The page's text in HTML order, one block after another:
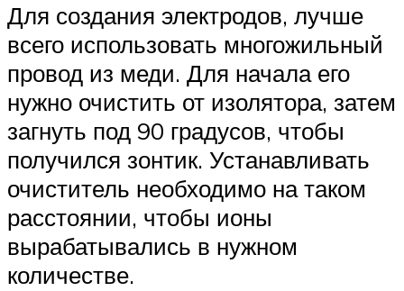
Для создания электродов, лучше
всего использовать многожильный
провод из меди. Для начала его
нужно очистить от изолятора, затем
загнуть под 90 градусов, чтобы
получился зонтик. Устанавливать
очиститель необходимо на таком
расстоянии, чтобы ионы
вырабатывались в нужном
количестве.